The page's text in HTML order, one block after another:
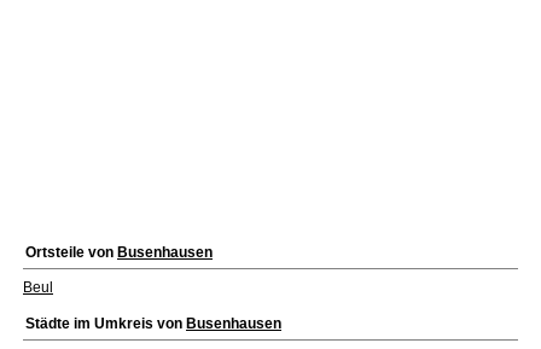
Ortsteile von Busenhausen
Beul
Städte im Umkreis von Busenhausen